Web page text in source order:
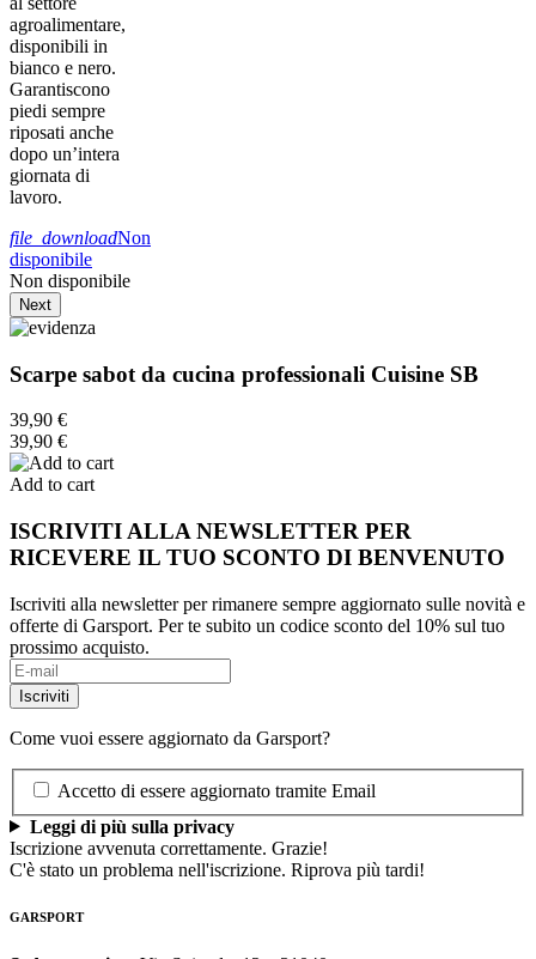
agroalimentare,
disponibili in
bianco e nero.
Garantiscono
piedi sempre
riposati anche
dopo un’intera
giornata di
lavoro.
file_downloadNon
disponibile
Non disponibile
Next
Scarpe sabot da cucina professionali Cuisine SB
39,90 €
39,90 €
Add to cart
ISCRIVITI ALLA NEWSLETTER PER
RICEVERE IL TUO SCONTO DI BENVENUTO
Iscriviti alla newsletter per rimanere sempre aggiornato sulle novità e
offerte di Garsport. Per te subito un codice sconto del 10% sul tuo
prossimo acquisto.
Come vuoi essere aggiornato da Garsport?
Accetto di essere aggiornato tramite Email
Leggi di più sulla privacy
Iscrizione avvenuta correttamente. Grazie!
C'è stato un problema nell'iscrizione. Riprova più tardi!
GARSPORT